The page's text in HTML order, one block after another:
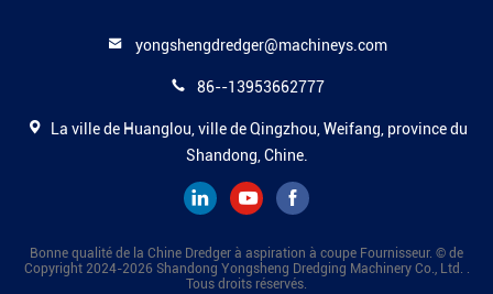
yongshengdredger@machineys.com
86--13953662777
La ville de Huanglou, ville de Qingzhou, Weifang, province du
Shandong, Chine.
Bonne qualité de la Chine Dredger à aspiration à coupe Fournisseur. © de
Copyright 2024-2026 Shandong Yongsheng Dredging Machinery Co., Ltd. .
Tous droits réservés.